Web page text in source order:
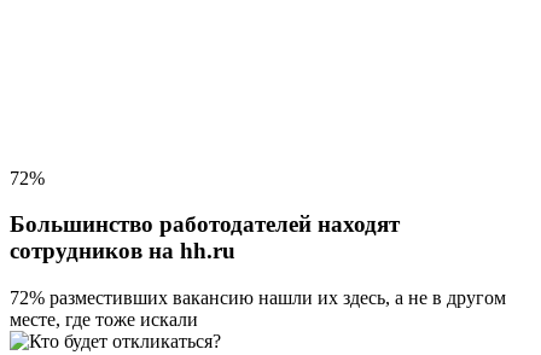
72%
Большинство работодателей находят
сотрудников на hh.ru
72% разместивших вакансию нашли их здесь, а не в другом
месте, где тоже искали